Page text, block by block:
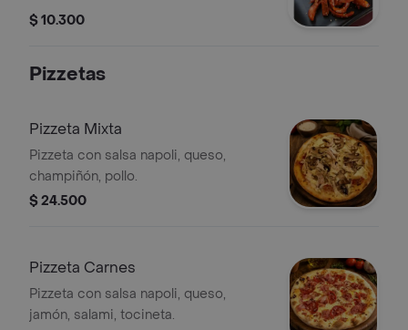
$ 10.300
Pizzetas
Pizzeta Mixta
Pizzeta con salsa napoli, queso,
champiñón, pollo.
$ 24.500
Pizzeta Carnes
Pizzeta con salsa napoli, queso,
jamón, salami, tocineta.